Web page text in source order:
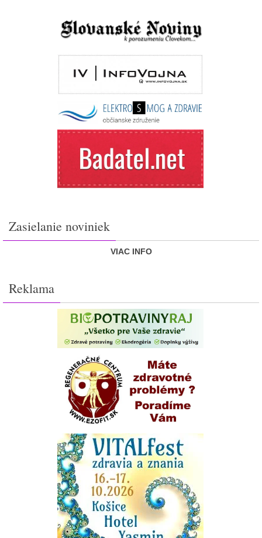
Zasielanie noviniek
VIAC INFO
Reklama